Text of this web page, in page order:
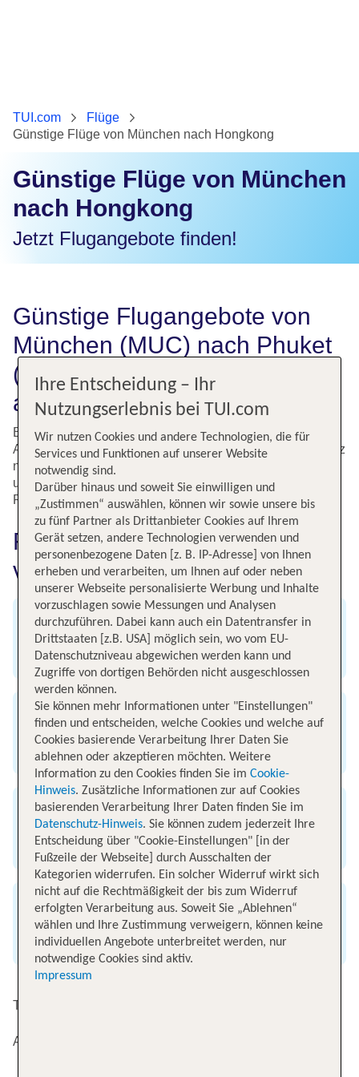
TUI.com
Flüge
Günstige Flüge von München nach Hongkong
Günstige Flüge von München
nach Hongkong
Jetzt Flugangebote finden!
Günstige Flugangebote von
München (MUC) nach Phuket
(HKT). Jetzt buchen und
abheben!
Eine faszinierende Kultur, traumhafte Strände und tolle
Ausgehmöglichkeiten - auf Phuket genießt Du Ferien ganz
nach Deinem Geschmack. Nutze die günstigen Angebote
und buche jetzt Deinen Flug von München (MUC) nach
Phuket (HKT).
Fluginformationen für Flüge
von München nach Hongkong
Abflug
Flughafen München
Ankunft
Flughafen Hongkong
Flugzeit
16 Stunden
Entfernung
9050 km
Top Angebote von München nach Hongkong
Alternative Flugverbindungen nach Hongkong
Ihre Entscheidung – Ihr
Nutzungserlebnis bei TUI.com
Wir nutzen Cookies und andere Technologien, die für
Services und Funktionen auf unserer Website
notwendig sind.
Darüber hinaus und soweit Sie einwilligen und
„Zustimmen“ auswählen, können wir sowie unsere bis
zu fünf Partner als Drittanbieter Cookies auf Ihrem
Gerät setzen, andere Technologien verwenden und
personenbezogene Daten [z. B. IP-Adresse] von Ihnen
erheben und verarbeiten, um Ihnen auf oder neben
unserer Webseite personalisierte Werbung und Inhalte
vorzuschlagen sowie Messungen und Analysen
durchzuführen. Dabei kann auch ein Datentransfer in
Drittstaaten [z.B. USA] möglich sein, wo vom EU-
Datenschutzniveau abgewichen werden kann und
Zugriffe von dortigen Behörden nicht ausgeschlossen
werden können.
Sie können mehr Informationen unter "Einstellungen"
finden und entscheiden, welche Cookies und welche auf
Cookies basierende Verarbeitung Ihrer Daten Sie
ablehnen oder akzeptieren möchten. Weitere
Information zu den Cookies finden Sie im Cookie-
Hinweis. Zusätzliche Informationen zur auf Cookies
basierenden Verarbeitung Ihrer Daten finden Sie im
Datenschutz-Hinweis. Sie können zudem jederzeit Ihre
Entscheidung über "Cookie-Einstellungen" [in der
Fußzeile der Webseite] durch Ausschalten der
Kategorien widerrufen. Ein solcher Widerruf wirkt sich
nicht auf die Rechtmäßigkeit der bis zum Widerruf
erfolgten Verarbeitung aus. Soweit Sie „Ablehnen“
wählen und Ihre Zustimmung verweigern, können keine
individuellen Angebote unterbreitet werden, nur
notwendige Cookies sind aktiv.
Impressum